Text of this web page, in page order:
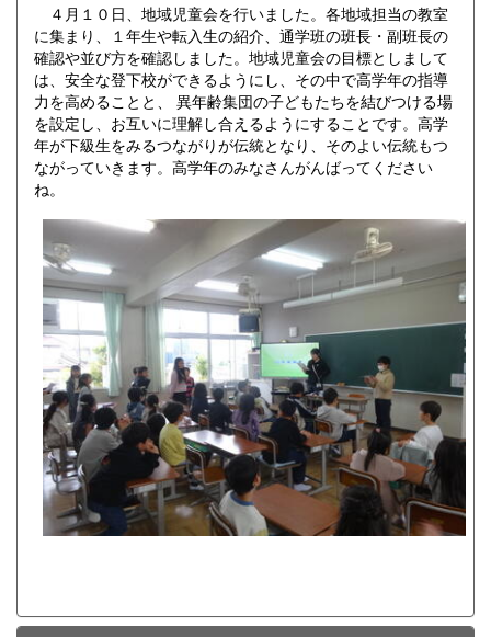
４月１０日、地域児童会を行いました。各地域担当の教室
に集まり、１年生や転入生の紹介、通学班の班長・副班長の
確認や並び方を確認しました。地域児童会の目標としまして
は、安全な登下校ができるようにし、その中で高学年の指導
力を高めることと、 異年齢集団の子どもたちを結びつける場
を設定し、お互いに理解し合えるようにすることです。高学
年が下級生をみるつながりが伝統となり、そのよい伝統もつ
ながっていきます。高学年のみなさんがんばってください
ね。